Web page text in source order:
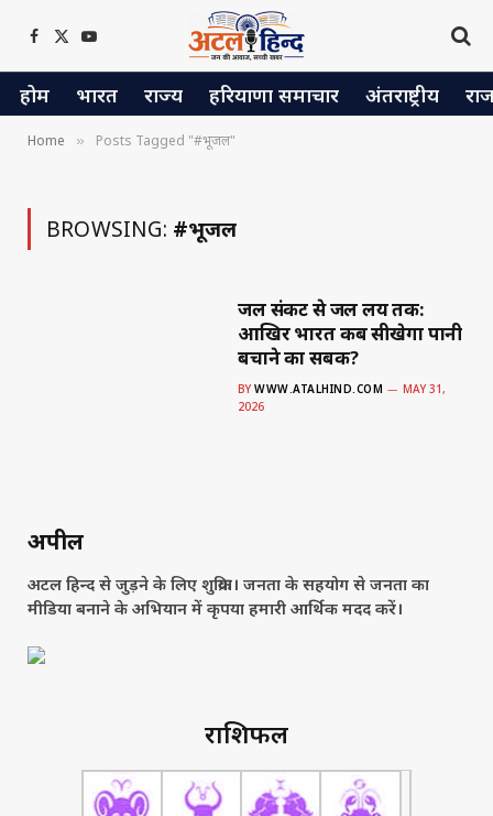
Facebook
X
(Twitter)
YouTube
होम भारत राज्य हरियाणा समाचार अंतराष्ट्रीय
Home » Posts Tagged "#भूजल"
BROWSING: #भूजल
जल संकट से जल प्रलय तक:
आखिर भारत कब सीखेगा पानी
बचाने का सबक?
BY WWW.ATALHIND.COM
MAY 31,
2026
अपील
अटल हिन्द से जुड़ने के लिए शुक्रिया। जनता के सहयोग से जनता का
मीडिया बनाने के अभियान में कृपया हमारी आर्थिक मदद करें।
राशिफल